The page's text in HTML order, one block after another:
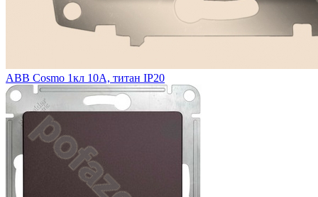
ABB Cosmo 1кл 10А, титан IP20